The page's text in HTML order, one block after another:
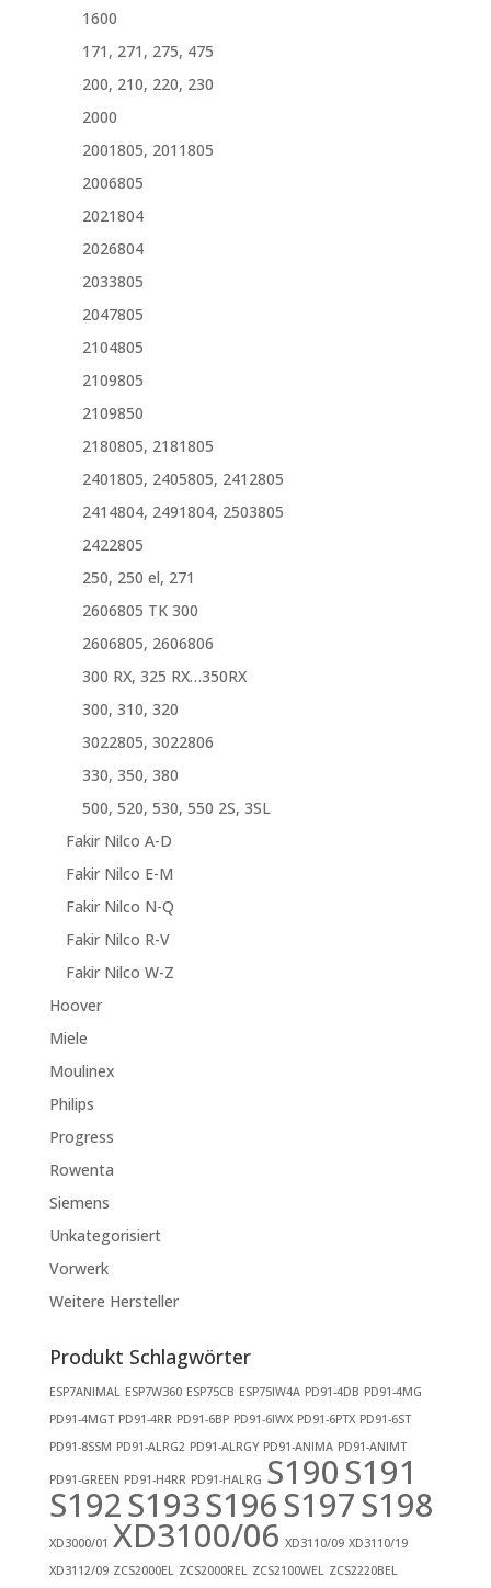
1600
171, 271, 275, 475
200, 210, 220, 230
2000
2001805, 2011805
2006805
2021804
2026804
2033805
2047805
2104805
2109805
2109850
2180805, 2181805
2401805, 2405805, 2412805
2414804, 2491804, 2503805
2422805
250, 250 el, 271
2606805 TK 300
2606805, 2606806
300 RX, 325 RX…350RX
300, 310, 320
3022805, 3022806
330, 350, 380
500, 520, 530, 550 2S, 3SL
Fakir Nilco A-D
Fakir Nilco E-M
Fakir Nilco N-Q
Fakir Nilco R-V
Fakir Nilco W-Z
Hoover
Miele
Moulinex
Philips
Progress
Rowenta
Siemens
Unkategorisiert
Vorwerk
Weitere Hersteller
Produkt Schlagwörter
ESP7ANIMAL ESP7W360 ESP75CB ESP75IW4A PD91-4DB PD91-4MG
PD91-4MGT PD91-4RR PD91-6BP PD91-6IWX PD91-6PTX PD91-6ST
PD91-8SSM PD91-ALRG2 PD91-ALRGY PD91-ANIMA PD91-ANIMT
PD91-GREEN PD91-H4RR PD91-HALRG S190S191
S192S193S196S197S198
XD3000/01 XD3100/06 XD3110/09 XD3110/19
XD3112/09 ZCS2000EL ZCS2000REL ZCS2100WEL ZCS2220BEL